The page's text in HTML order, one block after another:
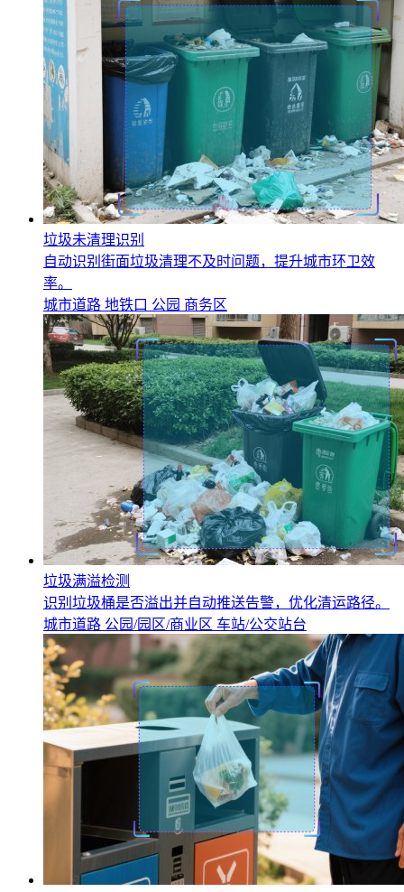
垃圾未清理识别
自动识别街面垃圾清理不及时问题，提升城市环卫效
率。
城市道路 地铁口 公园 商务区
垃圾满溢检测
识别垃圾桶是否溢出并自动推送告警，优化清运路径。
城市道路 公园/园区/商业区 车站/公交站台